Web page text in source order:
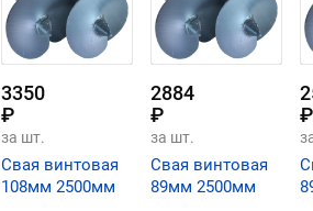
3350
₽
за шт.
Свая винтовая
108мм 2500мм
2884
₽
за шт.
Свая винтовая
89мм 2500мм
₽